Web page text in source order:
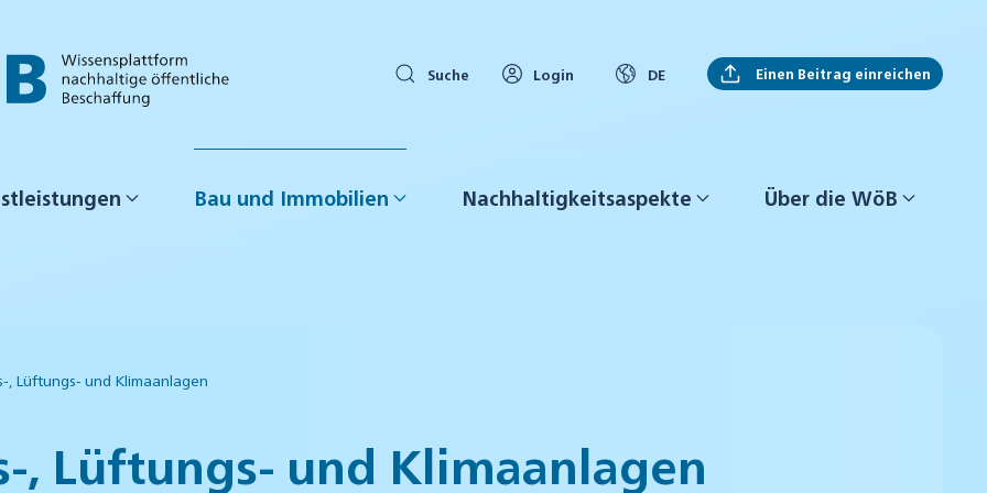
Suche Login DE Einen Beitrag einreichen
Bau und Immobilien Nachhaltigkeitsaspekte Über die WöB
, Lüftungs- und Klimaanlagen
, Lüftungs- und Klimaanlagen